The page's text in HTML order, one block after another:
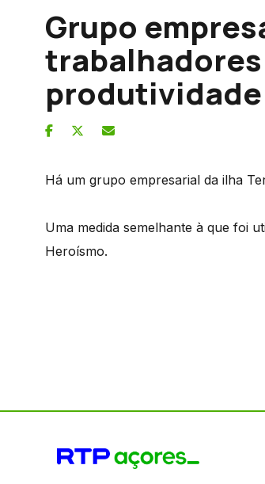
Grupo
Há um grupo empresarial da ilha
Uma medida semelhante à que foi
Heroísmo.